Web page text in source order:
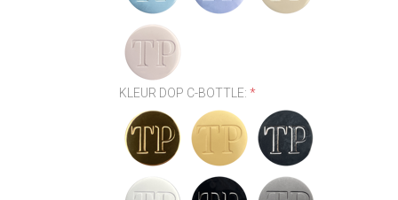
KLEUR DOP C-BOTTLE:*